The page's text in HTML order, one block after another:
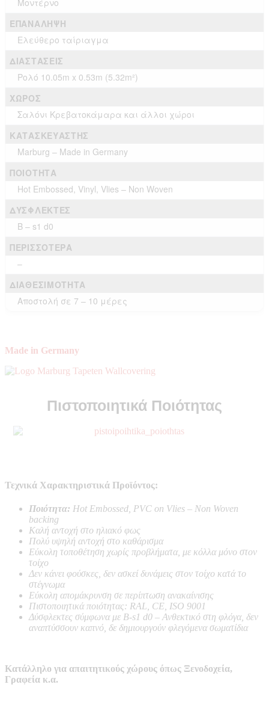
Μοντέρνο
ΕΠΑΝΆΛΗΨΗ
Ελεύθερο ταίριαγμα
ΔΙΑΣΤΆΣΕΙΣ
Ρολό 10.05m x 0.53m (5.32m²)
ΧΏΡΟΣ
Σαλόνι Κρεβατοκάμαρα και άλλοι χώροι
ΚΑΤΑΣΚΕΥΑΣΤΉΣ
Marburg – Made in Germany
ΠΟΙΌΤΗΤΑ
Hot Embossed, Vinyl, Vlies – Non Woven
ΔΎΣΦΛΕΚΤΕΣ
B – s1 d0
ΠΕΡΙΣΣΌΤΕΡΑ
–
ΔΙΑΘΕΣΙΜΌΤΗΤΑ
Αποστολή σε 7 – 10 μέρες
Made in Germany
Πιστοποιητικά Ποιότητας
Τεχνικά Χαρακτηριστικά Προϊόντος:
Ποιότητα: Hot Embossed, PVC on Vlies – Non Woven
backing
Καλή αντοχή στο ηλιακό φως
Πολύ υψηλή αντοχή στο καθάρισμα
Εύκολη τοποθέτηση χωρίς προβλήματα, με κόλλα μόνο στον
τοίχο
Δεν κάνει φούσκες, δεν ασκεί δυνάμεις στον τοίχο κατά το
στέγνωμα
Εύκολη απομάκρυνση σε περίπτωση ανακαίνισης
Πιστοποιητικά ποιότητας: RAL, CE, ISO 9001
Δύσφλεκτες σύμφωνα με B-s1 d0 – Ανθεκτικό στη φλόγα, δεν
αναπτύσσουν καπνό, δε δημιουργούν φλεγόμενα σωματίδια
Κατάλληλο για απαιτητικούς χώρους όπως Ξενοδοχεία,
Γραφεία κ.α.